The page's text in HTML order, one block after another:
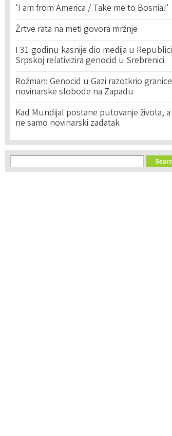
'I am from America / Take me to Bosnia!'
Žrtve rata na meti govora mržnje
I 31 godinu kasnije dio medija u Republici
Srpskoj relativizira genocid u Srebrenici
Rožman: Genocid u Gazi razotkrio granice
novinarske slobode na Zapadu
Kad Mundijal postane putovanje života, a
ne samo novinarski zadatak
Search form
Search